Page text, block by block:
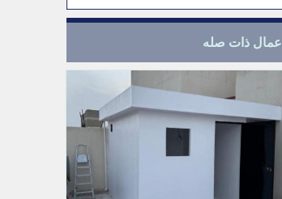
اعمال ذات صله